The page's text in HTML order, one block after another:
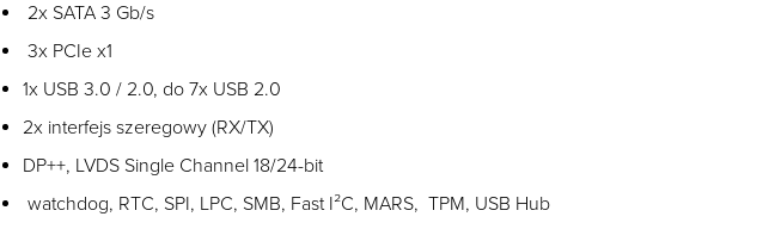
2x SATA 3 Gb/s
3x PCIe x1
1x USB 3.0 / 2.0, do 7x USB 2.0
2x interfejs szeregowy (RX/TX)
DP++, LVDS Single Channel 18/24-bit
watchdog, RTC, SPI, LPC, SMB, Fast I²C, MARS, TPM, USB Hub